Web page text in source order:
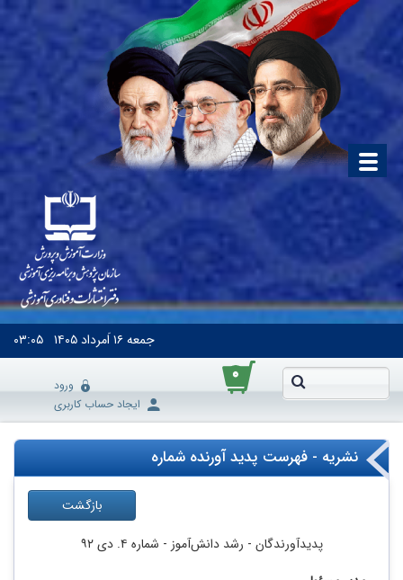
جمعه۱۶ اَمرداد ۱۴۰۵ ۰۳:۰۵
۰
ورود
ایجاد حساب کاربری
نشریه - فهرست پدید آورنده شماره
بازگشت
پدیدآورندگان - رشد دانش‌آموز - شماره ۴. دی ۹۲